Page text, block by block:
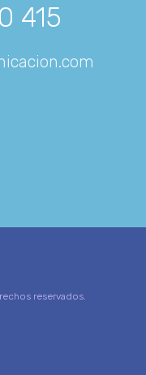
415
reservados.